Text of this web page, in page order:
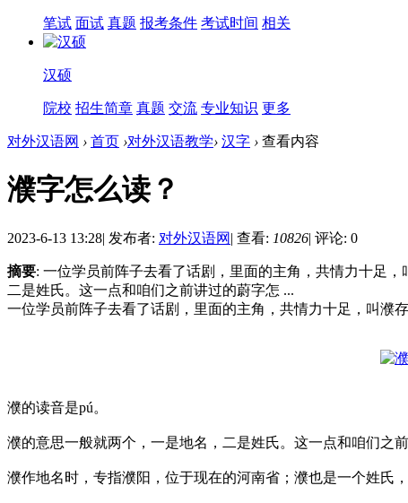
笔试 面试 真题 报考条件 考试时间 相关
汉硕
院校 招生简章 真题 交流 专业知识 更多
对外汉语网 › 首页 ›对外汉语教学› 汉字 › 查看内容
濮字怎么读？
2023-6-13 13:28| 发布者: 对外汉语网 | 查看: 10826| 评论: 0
摘要: 一位学员前阵子去看了话剧，里面的主角，共情力十足
二是姓氏。这一点和咱们之前讲过的蔚字怎 ...
一位学员前阵子去看了话剧，里面的主角，共情力十足，叫
濮的读音是pú。
濮的意思一般就两个，一是地名，二是姓氏。这一点和咱们之
濮作地名时，专指濮阳，位于现在的河南省； 濮也是一个姓氏